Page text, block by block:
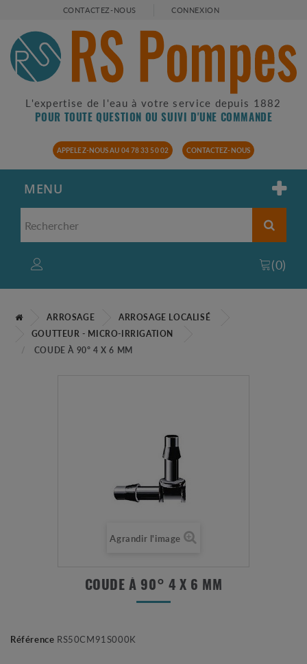
CONTACTEZ-NOUS CONNEXION
L'expertise de l'eau à votre service depuis 1882
POUR TOUTE QUESTION OU SUIVI D'UNE COMMANDE
APPELEZ-NOUS AU 04 78 33 50 02 CONTACTEZ-NOUS
MENU
(0)
ARROSAGE
ARROSAGE LOCALISÉ
GOUTTEUR - MICRO-IRRIGATION
COUDE À 90° 4 X 6 MM
Agrandir l'image
COUDE À 90° 4 X 6 MM
Référence RS50CM91S000K